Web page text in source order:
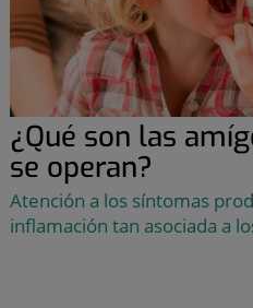
¿Qué son las
se operan?
Atención a los síntomas
inflamación tan asociada a